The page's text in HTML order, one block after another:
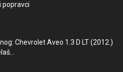
popravci
Chevrolet Aveo 1.3 D LT (2012.)